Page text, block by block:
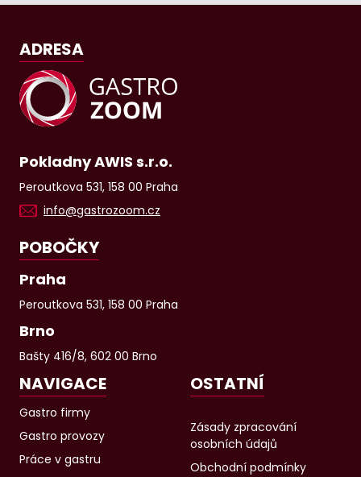
ADRESA
Pokladny AWIS s.r.o.
Peroutkova 531, 158 00 Praha
info@gastrozoom.cz
POBOČKY
Praha
Peroutkova 531, 158 00 Praha
Brno
Bašty 416/8, 602 00 Brno
NAVIGACE
Gastro firmy
Gastro provozy
Práce v gastru
OSTATNÍ
Zásady zpracování
osobních údajů
Obchodní podmínky